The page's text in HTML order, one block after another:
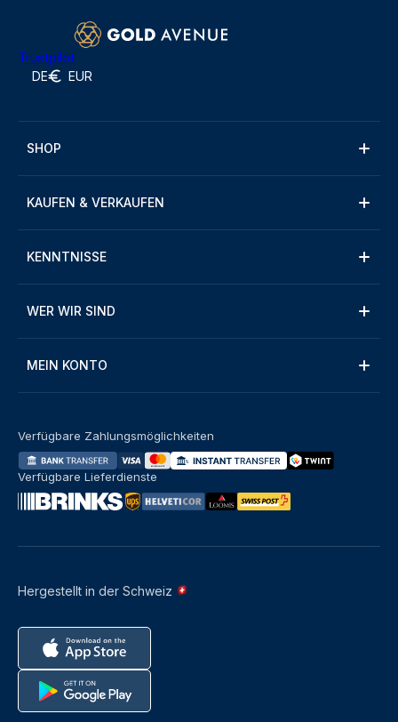
Trustpilot
DE EUR
SHOP
KAUFEN & VERKAUFEN
KENNTNISSE
WER WIR SIND
MEIN KONTO
Hergestellt in der Schweiz
Verfügbare Zahlungsmöglichkeiten
Verfügbare Lieferdienste